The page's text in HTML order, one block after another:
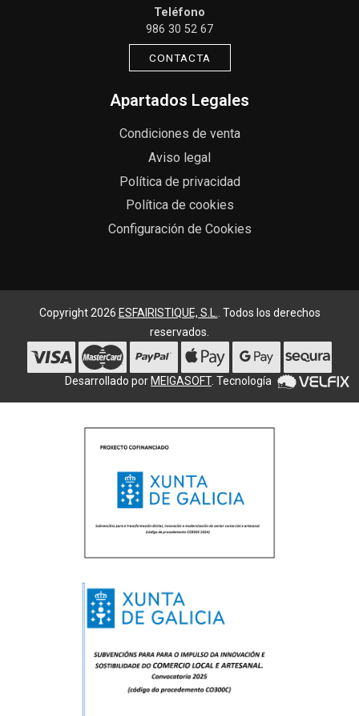
Teléfono
986 30 52 67
CONTACTA
Apartados Legales
Condiciones de venta
Aviso legal
Política de privacidad
Política de cookies
Configuración de Cookies
Copyright 2026 ESFAIRISTIQUE, S.L.
. Todos los derechos
reservados.
Desarrollado por MEIGASOFT. Tecnología